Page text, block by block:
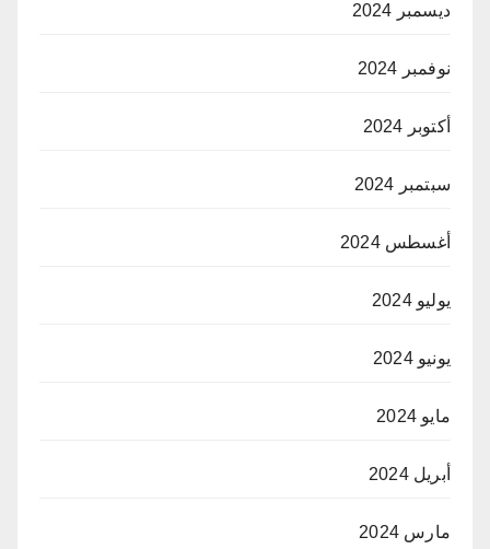
ديسمبر 2024
نوفمبر 2024
أكتوبر 2024
سبتمبر 2024
أغسطس 2024
يوليو 2024
يونيو 2024
مايو 2024
أبريل 2024
مارس 2024